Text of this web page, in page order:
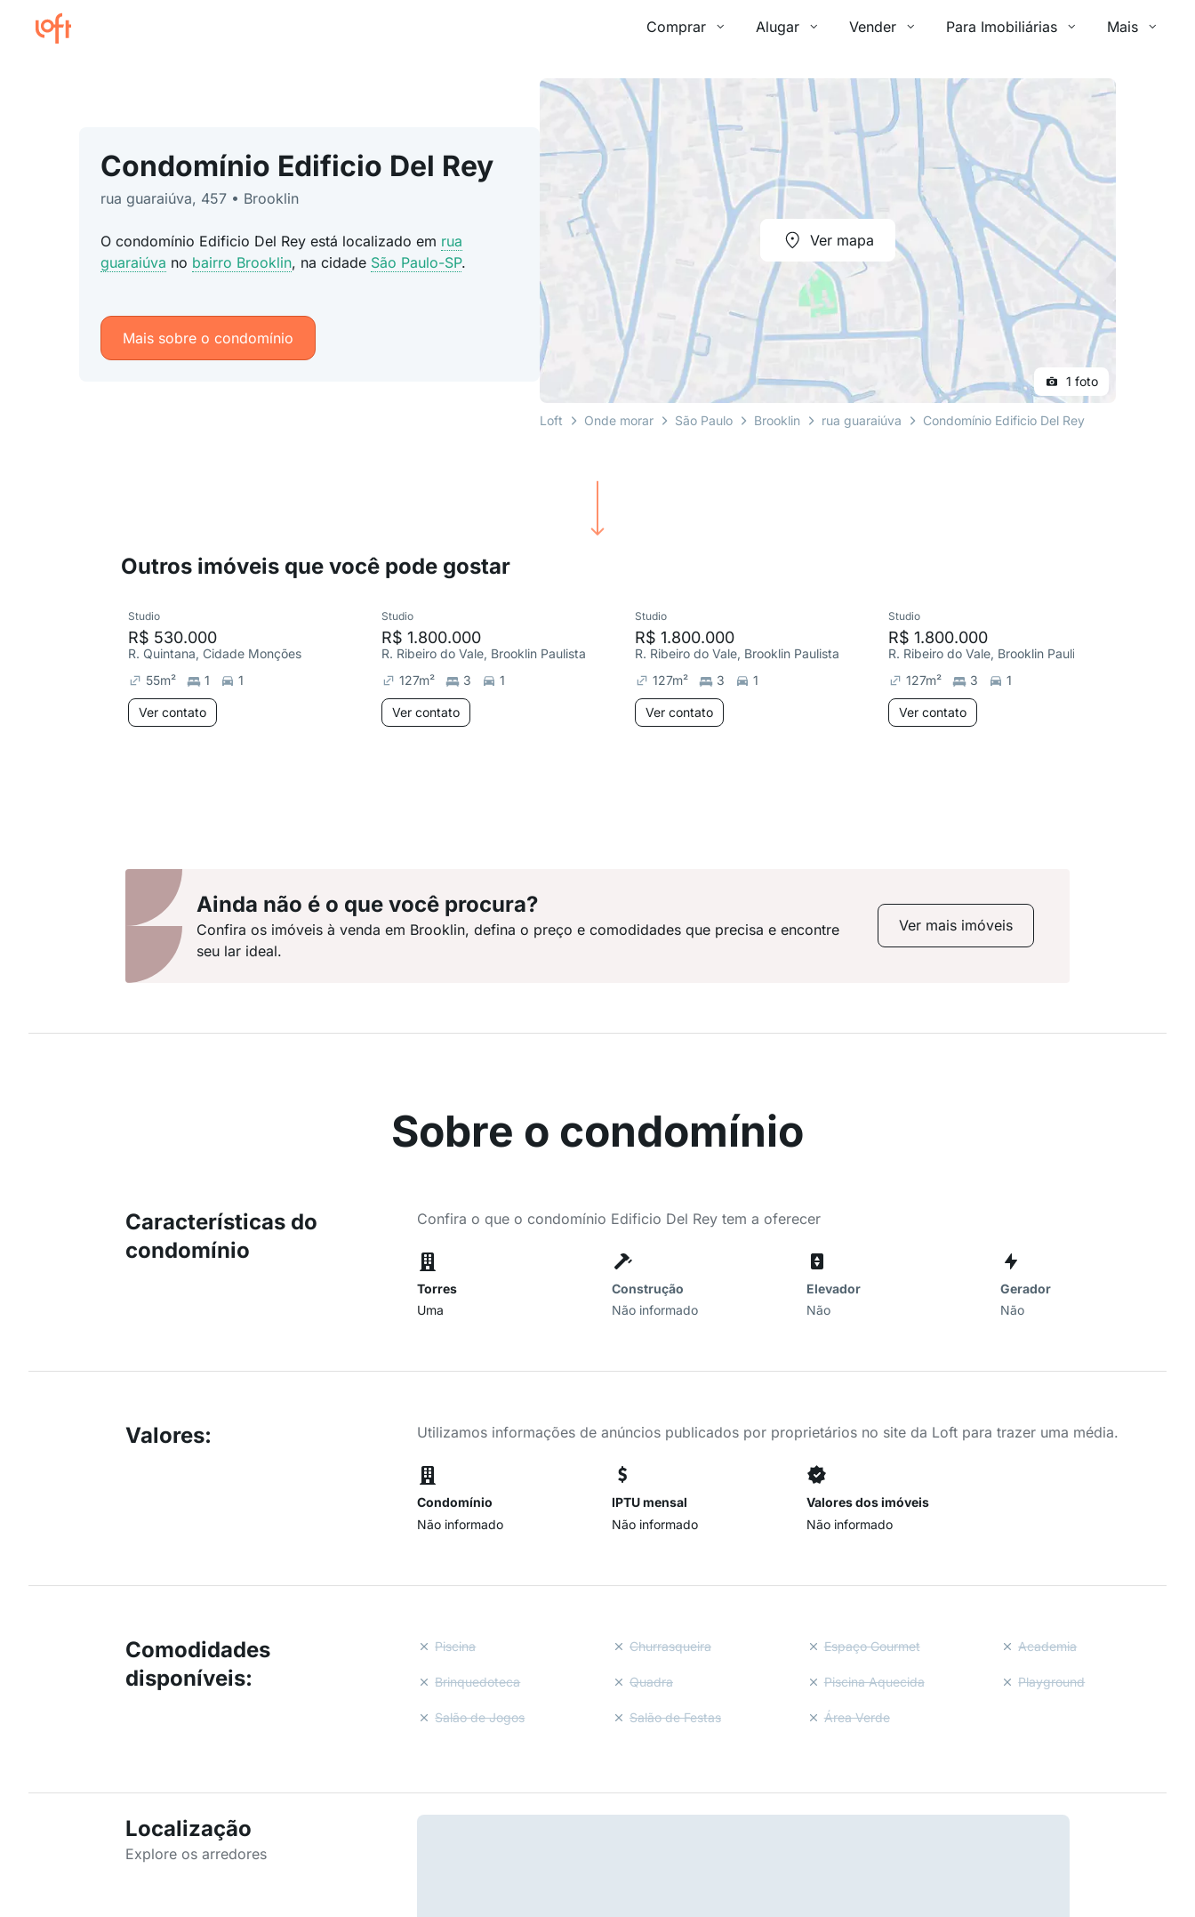
Comprar Alugar Vender Para Imobiliárias Mais
Condomínio Edificio Del Rey
rua guaraiúva, 457 • Brooklin
O condomínio Edificio Del Rey está localizado em rua
guaraiúva no bairro Brooklin, na cidade São Paulo-SP.
Mais sobre o condomínio
Ver mapa
1 foto
Loft Onde morar São Paulo Brooklin rua guaraiúva Condomínio Edificio Del Rey
Outros imóveis que você pode gostar
Studio
R$ 530.000
R. Quintana, Cidade Monções
55m² 1 1
Ver contato
Studio
R$ 1.800.000
R. Ribeiro do Vale, Brooklin Paulista
127m² 3 1
Ver contato
Studio
R$ 1.800.000
R. Ribeiro do Vale, Brooklin Paulista
127m² 3 1
Ver contato
Studio
R$ 1.800.000
R. Ribeiro do Vale, Brooklin Paulista
127m² 3 1
Ver contato
Ainda não é o que você procura?
Confira os imóveis à venda em Brooklin, defina o preço e comodidades que precisa e encontre
seu lar ideal.
Ver mais imóveis
Sobre o condomínio
Características do
condomínio
Confira o que o condomínio Edificio Del Rey tem a oferecer
Torres
Uma
Construção
Não informado
Elevador
Não
Gerador
Não
Valores: Utilizamos informações de anúncios publicados por proprietários no site da Loft para trazer uma média.
Condomínio
Não informado
IPTU mensal
Não informado
Valores dos imóveis
Não informado
Comodidades
disponíveis:
Piscina Churrasqueira Espaço Gourmet Academia
Brinquedoteca Quadra Piscina Aquecida Playground
Salão de Jogos Salão de Festas Área Verde
Localização
Explore os arredores